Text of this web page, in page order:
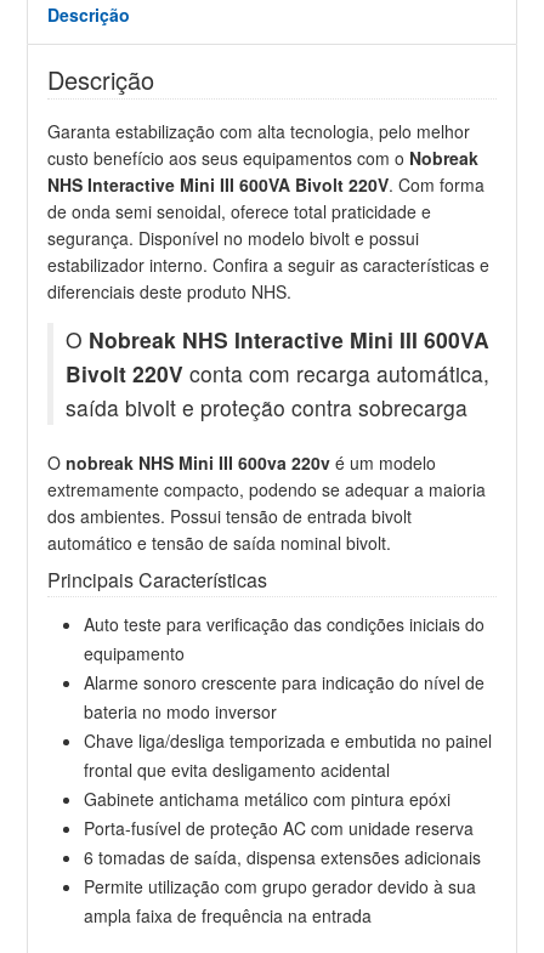
Descrição
Descrição
Garanta estabilização com alta tecnologia, pelo melhor
custo benefício aos seus equipamentos com o Nobreak
NHS Interactive Mini III 600VA Bivolt 220V. Com forma
de onda semi senoidal, oferece total praticidade e
segurança. Disponível no modelo bivolt e possui
estabilizador interno. Confira a seguir as características e
diferenciais deste produto NHS.
O Nobreak NHS Interactive Mini III 600VA
Bivolt 220V conta com recarga automática,
saída bivolt e proteção contra sobrecarga
Onobreak NHS Mini III 600va 220v é um modelo
extremamente compacto, podendo se adequar a maioria
dos ambientes. Possui tensão de entrada bivolt
automático e tensão de saída nominal bivolt.
Principais Características
Auto teste para verificação das condições iniciais do
equipamento
Alarme sonoro crescente para indicação do nível de
bateria no modo inversor
Chave liga/desliga temporizada e embutida no painel
frontal que evita desligamento acidental
Gabinete antichama metálico com pintura epóxi
Porta-fusível de proteção AC com unidade reserva
6 tomadas de saída, dispensa extensões adicionais
Permite utilização com grupo gerador devido à sua
ampla faixa de frequência na entrada